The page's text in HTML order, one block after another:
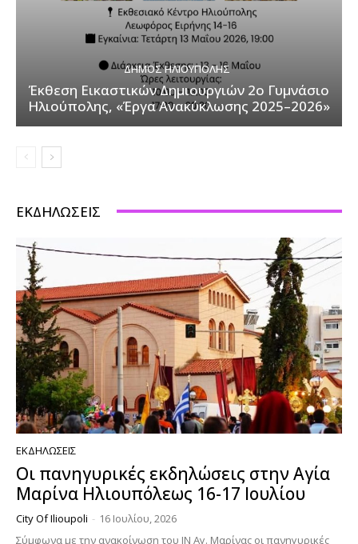
ΔΉΜΟΣ ΗΛΙΟΎΠΟΛΗΣ
Έκθεση Εικαστικών Δημιουργιών 2ο Γυμνάσιο
Ηλιούπολης, «Έργα Ανακύκλωσης 2025–2026»
ΕΚΔΗΛΏΣΕΙΣ
ΕΚΔΗΛΏΣΕΙΣ
Οι πανηγυρικές εκδηλώσεις στην Αγία
Μαρίνα Ηλιουπόλεως 16-17 Ιουλίου
City Of Ilioupoli - 16 Ιουλίου, 2026
Σύμφωνα με την ανακοίνωση του ΙΝ Αγ. Μαρίνας οι πανηγυρικές